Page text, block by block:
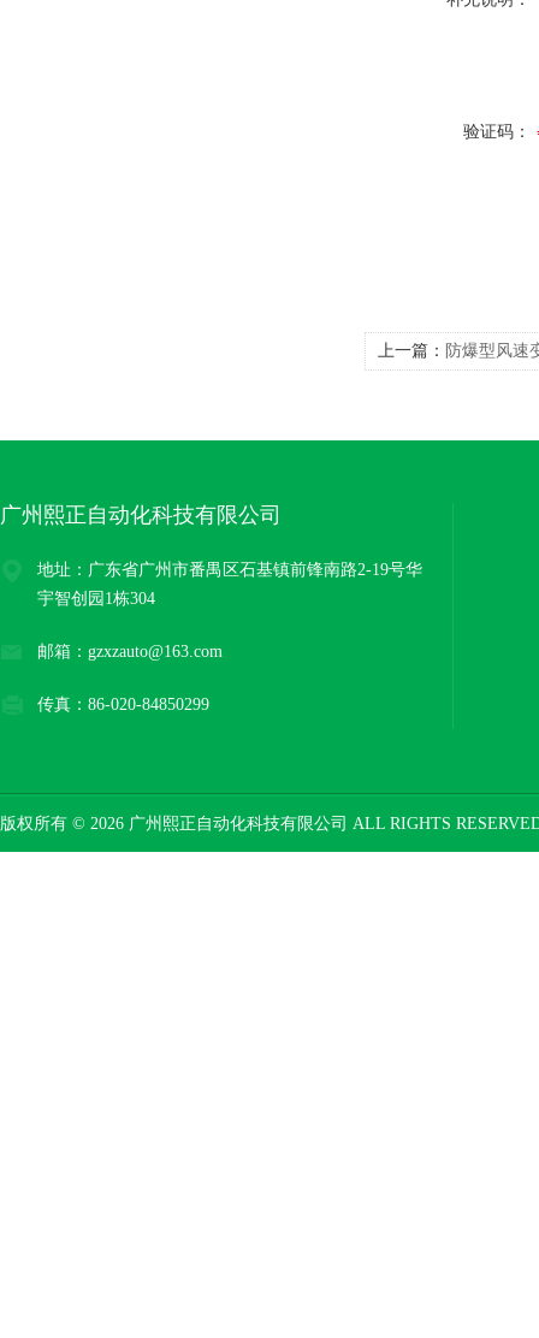
验证码：
上一篇： 防爆型风速
广州熙正自动化科技有限公司
地址：广东省广州市番禺区石基镇前锋南路2-19号华
宇智创园1栋304
邮箱：gzxzauto@163.com
传真：86-020-84850299
版权所有 © 2026 广州熙正自动化科技有限公司 ALL RIGHTS